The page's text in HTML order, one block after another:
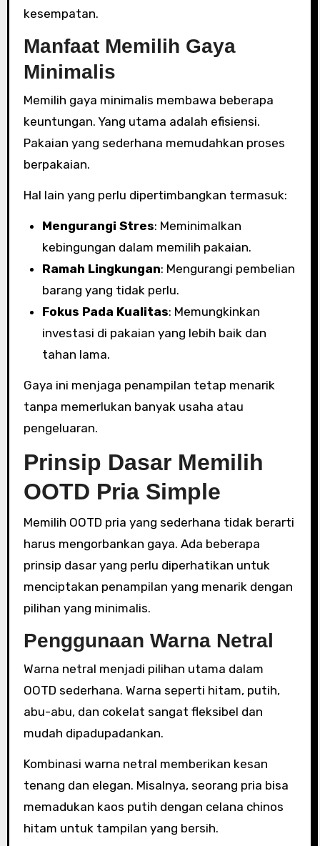
kesempatan.
Manfaat Memilih Gaya
Minimalis
Memilih gaya minimalis membawa beberapa
keuntungan. Yang utama adalah efisiensi.
Pakaian yang sederhana memudahkan proses
berpakaian.
Hal lain yang perlu dipertimbangkan termasuk:
Mengurangi Stres: Meminimalkan
kebingungan dalam memilih pakaian.
Ramah Lingkungan: Mengurangi pembelian
barang yang tidak perlu.
Fokus Pada Kualitas: Memungkinkan
investasi di pakaian yang lebih baik dan
tahan lama.
Gaya ini menjaga penampilan tetap menarik
tanpa memerlukan banyak usaha atau
pengeluaran.
Prinsip Dasar Memilih
OOTD Pria Simple
Memilih OOTD pria yang sederhana tidak berarti
harus mengorbankan gaya. Ada beberapa
prinsip dasar yang perlu diperhatikan untuk
menciptakan penampilan yang menarik dengan
pilihan yang minimalis.
Penggunaan Warna Netral
Warna netral menjadi pilihan utama dalam
OOTD sederhana. Warna seperti hitam, putih,
abu-abu, dan cokelat sangat fleksibel dan
mudah dipadupadankan.
Kombinasi warna netral memberikan kesan
tenang dan elegan. Misalnya, seorang pria bisa
memadukan kaos putih dengan celana chinos
hitam untuk tampilan yang bersih.